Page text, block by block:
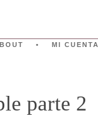
MI CUENTA
parte 2